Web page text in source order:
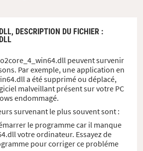
DESCRIPTION DU FICHIER :
peuvent survenir
Par exemple, une application en
a été supprimé ou déplacé,
malveillant présent sur votre PC
endommagé.
survenant le plus souvent sont :
le programme car il manque
votre ordinateur. Essayez de
pour corriger ce probléme